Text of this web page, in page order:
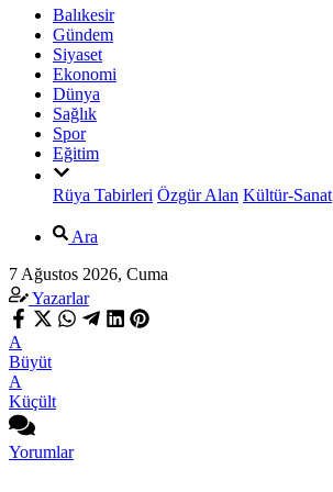
Balıkesir
Gündem
Siyaset
Ekonomi
Dünya
Sağlık
Spor
Eğitim
Rüya Tabirleri Özgür Alan Kültür-Sanat
Ara
7 Ağustos 2026, Cuma
Yazarlar
A
Büyüt
A
Küçült
Yorumlar